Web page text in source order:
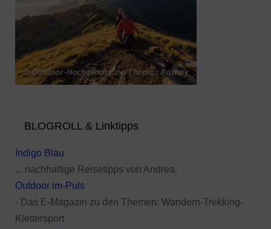
BLOGROLL & Linktipps
Indigo Blau
... nachhaltige Reisetipps von Andrea.
Outdoor im-Puls
- Das E-Magazin zu den Themen: Wandern-Trekking-
Klettersport